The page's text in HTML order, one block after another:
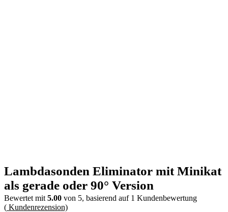
Lambdasonden Eliminator mit Minikat
als gerade oder 90° Version
Bewertet mit 5.00 von 5, basierend auf 1 Kundenbewertung
( Kundenrezension)